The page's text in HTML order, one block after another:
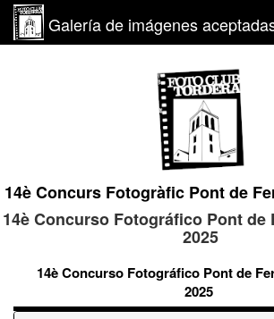
Galería de imágenes
14è Concurs Fotogràfic Pont de
14è Concurso Fotográfico Pont de
2025
14è Concurso Fotográfico Pont de
2025